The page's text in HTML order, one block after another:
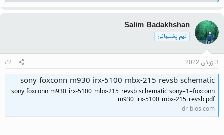
Salim Badakhshan
تیم پشتیبانی
3 ژوئن 2022 #2
sony foxconn m930 irx-5100 mbx-215 revsb schematic
sony foxconn m930_irx-5100_mbx-215_revsb schematic sony=1=foxconn
m930_irx-5100_mbx-215_revsb.pdf
dr-bios.com